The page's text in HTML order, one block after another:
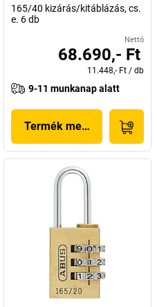
165/40 kizárás/kitáblázás, cs.
e. 6 db
Nettó
68.690,- Ft
11.448,- Ft / db
9-11 munkanap alatt
Termék megjelenítése